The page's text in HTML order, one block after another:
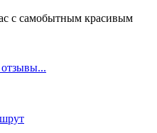
с самобытным красивым